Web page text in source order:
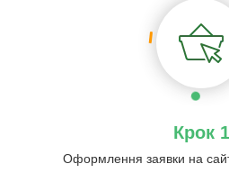
Крок 1
Оформлення заявки на